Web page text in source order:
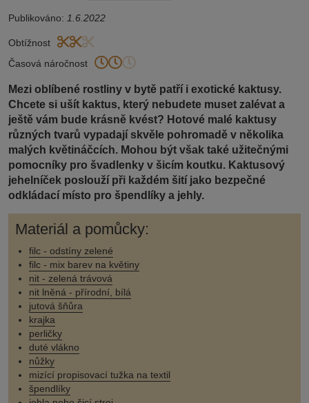
Publikováno: 1.6.2022
Obtížnost
Časová náročnost
Mezi oblíbené rostliny v bytě patří i exotické kaktusy.
Chcete si ušít kaktus, který nebudete muset zalévat a
ještě vám bude krásně kvést? Hotové malé kaktusy
různých tvarů vypadají skvěle pohromadě v několika
malých květináčcích. Mohou být však také užitečnými
pomocníky pro švadlenky v šicím koutku. Kaktusový
jehelníček poslouží při každém šití jako bezpečné
odkládací místo pro špendlíky a jehly.
Materiál a pomůcky:
filc - odstíny zelené
filc - mix barev na květiny
nit - zelená trávová
nit lněná - přírodní, bílá
jutová šňůra
krajka
perličky
duté vlákno
nůžky
mizící propisovací tužka na textil
špendlíky